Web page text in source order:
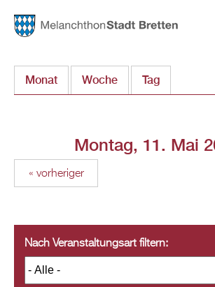
Monat Woche Tag
Montag, 11. Mai
« vorheriger
Nach Veranstaltungsart filtern: